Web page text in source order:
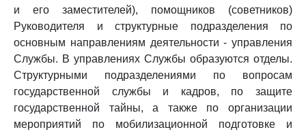
и его заместителей), помощников (советников)
Руководителя и структурные подразделения по
основным направлениям деятельности - управления
Службы. В управлениях Службы образуются отделы.
Структурными подразделениями по вопросам
государственной службы и кадров, по защите
государственной тайны, а также по организации
мероприятий по мобилизационной подготовке и